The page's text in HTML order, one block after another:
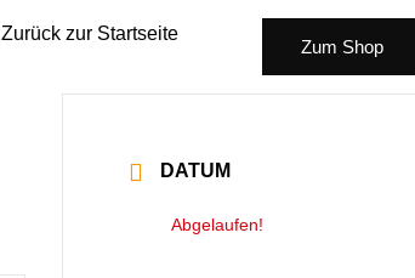
Zurück zur Startseite
Zum Shop
DATUM
Abgelaufen!